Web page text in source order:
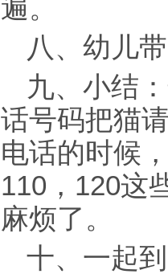
遍。
八、幼儿
九、小结
话号码把猫
电话的时候
110，120这
麻烦了。
十、一起